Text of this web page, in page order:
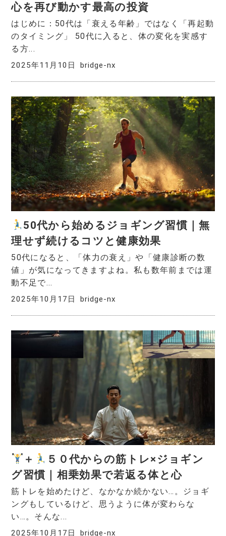
心を再び動かす最高の投資
はじめに：50代は「衰える年齢」ではなく「再起動
のタイミング」 50代に入ると、体の変化を実感す
る方...
2025年11月10日 bridge-nx
50代から始めるジョギング習慣｜無
理せず続けるコツと健康効果
50代になると、「体力の衰え」や「健康診断の数
値」が気になってきますよね。私も数年前までは運
動不足で...
2025年10月17日 bridge-nx
＋
５０代からの筋トレ×ジョギン
グ習慣｜相乗効果で若返る体と心
筋トレを始めたけど、なかなか続かない…。ジョギ
ングもしているけど、思うように体が変わらな
い…。そんな...
2025年10月17日 bridge-nx